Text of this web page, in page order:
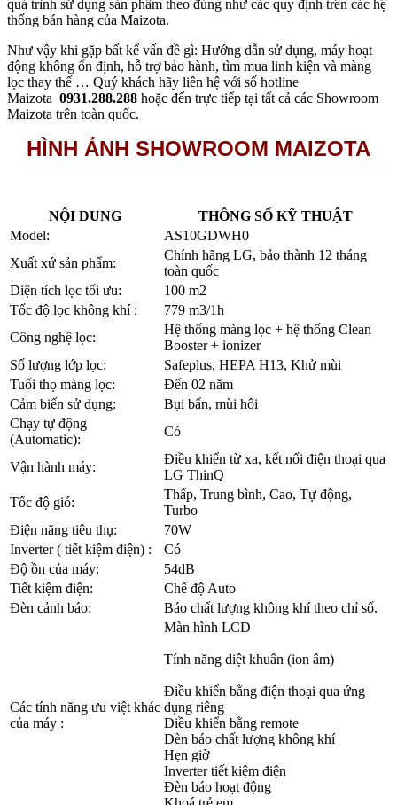
quá trình sử dụng sản phẩm theo đúng như các quy định trên các hệ
thống bán hàng của Maizota.
Như vậy khi gặp bất kể vấn đề gì: Hướng dẫn sử dụng, máy hoạt
động không ổn định, hỗ trợ bảo hành, tìm mua linh kiện và màng
lọc thay thế … Quý khách hãy liên hệ với số hotline
Maizota 0931.288.288 hoặc đến trực tiếp tại tất cả các Showroom
Maizota trên toàn quốc.
HÌNH ẢNH SHOWROOM MAIZOTA
NỘI DUNG
THÔNG SỐ KỸ THUẬT
Model:
AS10GDWH0
Xuất xứ sản phẩm:
Chính hãng LG, bảo thành 12 tháng
toàn quốc
Diện tích lọc tối ưu:
100 m2
Tốc độ lọc không khí :
779 m3/1h
Công nghệ lọc:
Hệ thống màng lọc + hệ thống Clean
Booster + ionizer
Số lượng lớp lọc:
Safeplus, HEPA H13, Khử mùi
Tuổi thọ màng lọc:
Đến 02 năm
Cảm biến sử dụng:
Bụi bẩn, mùi hôi
Chạy tự động
(Automatic):
Có
Vận hành máy:
Điều khiển từ xa, kết nối điện thoại qua
LG ThinQ
Tốc độ gió:
Thấp, Trung bình, Cao, Tự động,
Turbo
Điện năng tiêu thụ:
70W
Inverter ( tiết kiệm điện) :
Có
Độ ồn của máy:
54dB
Tiết kiệm điện:
Chế độ Auto
Đèn cảnh báo:
Báo chất lượng không khí theo chỉ số.
Các tính năng ưu việt khác
của máy :
Màn hình LCD
Tính năng diệt khuẩn (ion âm)
Điều khiển bằng điện thoại qua ứng
dụng riêng
Điều khiển bằng remote
Đèn báo chất lượng không khí
Hẹn giờ
Inverter tiết kiệm điện
Đèn báo hoạt động